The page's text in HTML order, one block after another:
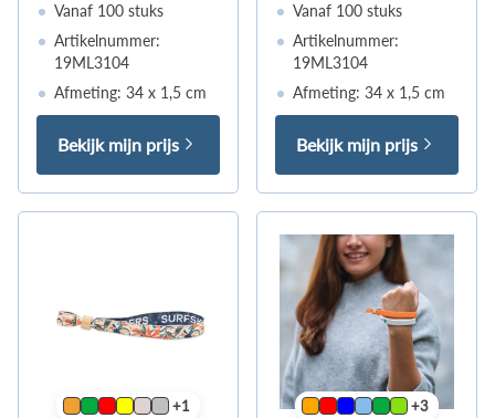
Vanaf 100 stuks
Artikelnummer:
19ML3104
Afmeting: 34 x 1,5 cm
Bekijk mijn prijs
Vanaf 100 stuks
Artikelnummer:
19ML3104
Afmeting: 34 x 1,5 cm
Bekijk mijn prijs
+1 +3